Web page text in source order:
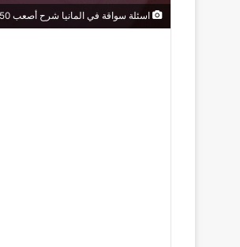
اسئلة سواقة في المانيا شرح أصعب 50 سؤالاً حسابياً وفخاخ الامتحان، رياضيات المرور